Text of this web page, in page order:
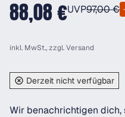
88,08 €UVP97,00 €
inkl. MwSt., zzgl.Versand
Derzeit nicht verfügbar
Wir benachrichtigen